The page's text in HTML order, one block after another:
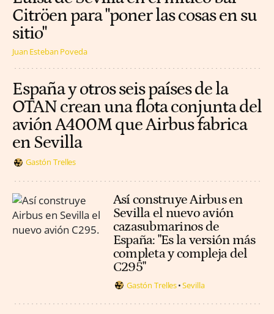
Citröen para "poner las cosas en su
sitio"
Juan Esteban Poveda
España y otros seis países de la
OTAN crean una flota conjunta del
avión A400M que Airbus fabrica
en Sevilla
Gastón Trelles
Así construye Airbus en
Sevilla el nuevo avión
cazasubmarinos de
España: "Es la versión más
completa y compleja del
C295"
Gastón Trelles Sevilla